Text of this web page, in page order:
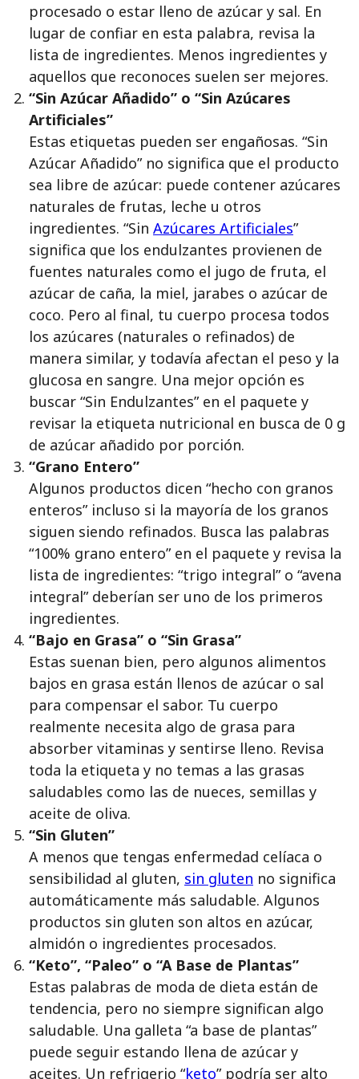
procesado o estar lleno de azúcar y sal. En
lugar de confiar en esta palabra, revisa la
lista de ingredientes. Menos ingredientes y
aquellos que reconoces suelen ser mejores.
“Sin Azúcar Añadido” o “Sin Azúcares
Artificiales”
Estas etiquetas pueden ser engañosas. “Sin
Azúcar Añadido” no significa que el producto
sea libre de azúcar: puede contener azúcares
naturales de frutas, leche u otros
ingredientes. “Sin Azúcares Artificiales”
significa que los endulzantes provienen de
fuentes naturales como el jugo de fruta, el
azúcar de caña, la miel, jarabes o azúcar de
coco. Pero al final, tu cuerpo procesa todos
los azúcares (naturales o refinados) de
manera similar, y todavía afectan el peso y la
glucosa en sangre. Una mejor opción es
buscar “Sin Endulzantes” en el paquete y
revisar la etiqueta nutricional en busca de 0 g
de azúcar añadido por porción.
“Grano Entero”
Algunos productos dicen “hecho con granos
enteros” incluso si la mayoría de los granos
siguen siendo refinados. Busca las palabras
“100% grano entero” en el paquete y revisa la
lista de ingredientes: “trigo integral” o “avena
integral” deberían ser uno de los primeros
ingredientes.
“Bajo en Grasa” o “Sin Grasa”
Estas suenan bien, pero algunos alimentos
bajos en grasa están llenos de azúcar o sal
para compensar el sabor. Tu cuerpo
realmente necesita algo de grasa para
absorber vitaminas y sentirse lleno. Revisa
toda la etiqueta y no temas a las grasas
saludables como las de nueces, semillas y
aceite de oliva.
“Sin Gluten”
A menos que tengas enfermedad celíaca o
sensibilidad al gluten, sin gluten no significa
automáticamente más saludable. Algunos
productos sin gluten son altos en azúcar,
almidón o ingredientes procesados.
“Keto”, “Paleo” o “A Base de Plantas”
Estas palabras de moda de dieta están de
tendencia, pero no siempre significan algo
saludable. Una galleta “a base de plantas”
puede seguir estando llena de azúcar y
aceites. Un refrigerio “keto” podría ser alto